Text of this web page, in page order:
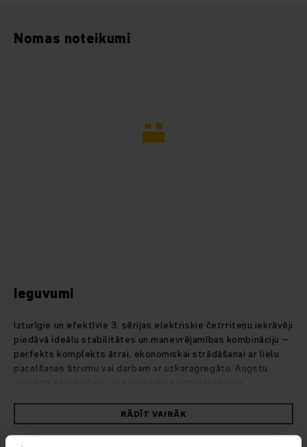
Nomas noteikumi
Ieguvumi
Izturīgie un efektīvie 3. sērijas elektriskie četrriteņu iekrāvēji
piedāvā ideālu stabilitātes un manevrējamības kombināciju –
perfekts komplekts ātrai, ekonomiskai strādāšanai ar lielu
pacelšanas ātrumu vai darbam ar uzkaragregātu. Augstu
drošība, arī braucot pa nelīdzenām virsmām. Līdzās jaudīgajai
hidraulikai bezapkopes litija jonu akumulatori ar ātrām
RĀDĪT VAIRĀK